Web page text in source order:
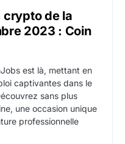
crypto de la
2023 : Coin
est là, mettant en
captivantes dans le
sans plus
une occasion unique
professionnelle